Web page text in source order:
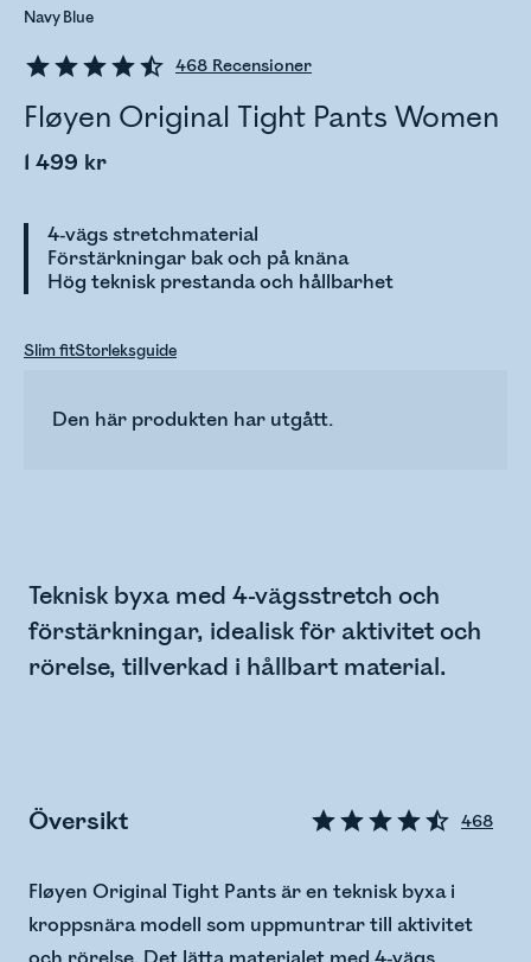
468 Recensioner
Fløyen Original Tight Pants Women
1 499 kr
4-vägs stretchmaterial
Förstärkningar bak och på knäna
Hög teknisk prestanda och hållbarhet
Navy Blue
Slim fitStorleksguide
Den här produkten har utgått.
Teknisk byxa med 4-vägsstretch och
förstärkningar, idealisk för aktivitet och
rörelse, tillverkad i hållbart material.
Översikt 468
Fløyen Original Tight Pants är en teknisk byxa i
kroppsnära modell som uppmuntrar till aktivitet